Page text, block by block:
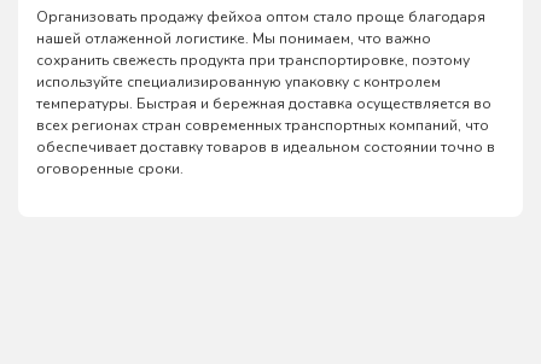
Организовать продажу фейхоа оптом стало проще благодаря
нашей отлаженной логистике. Мы понимаем, что важно
сохранить свежесть продукта при транспортировке, поэтому
используйте специализированную упаковку с контролем
температуры. Быстрая и бережная доставка осуществляется во
всех регионах стран современных транспортных компаний, что
обеспечивает доставку товаров в идеальном состоянии точно в
оговоренные сроки.